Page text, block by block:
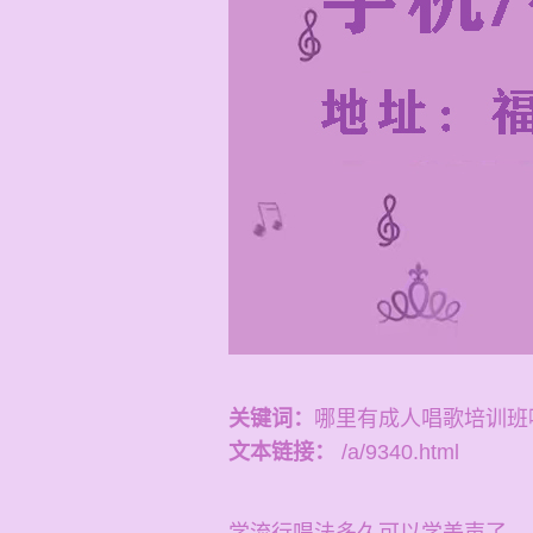
关键词： 哪里有成人唱歌培训
文本链接：
/a/9340.html